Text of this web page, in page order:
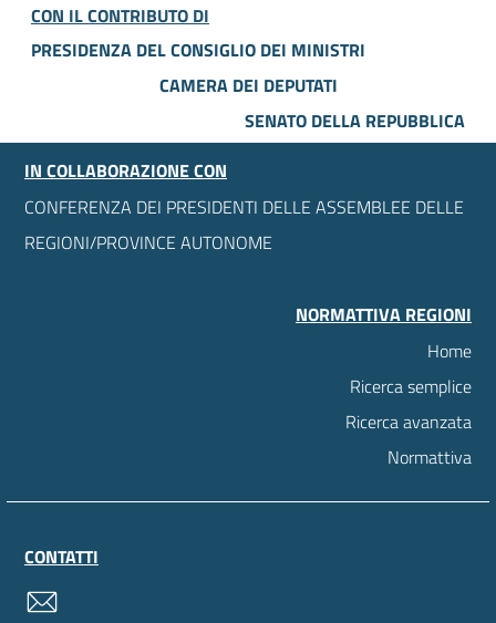
CON IL CONTRIBUTO DI
PRESIDENZA DEL CONSIGLIO DEI MINISTRI
CAMERA DEI DEPUTATI
SENATO DELLA REPUBBLICA
IN COLLABORAZIONE CON
CONFERENZA DEI PRESIDENTI DELLE ASSEMBLEE DELLE
REGIONI/PROVINCE AUTONOME
NORMATTIVA REGIONI
Home
Ricerca semplice
Ricerca avanzata
Normattiva
CONTATTI